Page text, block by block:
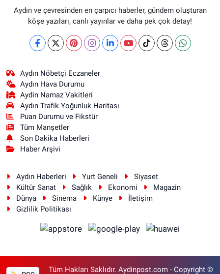
Aydın ve çevresinden en çarpıcı haberler, gündem oluşturan
köşe yazıları, canlı yayınlar ve daha pek çok detay!
Aydın Nöbetçi Eczaneler
Aydın Hava Durumu
Aydin Namaz Vakitleri
Aydın Trafik Yoğunluk Haritası
Puan Durumu ve Fikstür
Tüm Manşetler
Son Dakika Haberleri
Haber Arşivi
Aydın Haberleri Yurt Geneli
Siyaset
Kültür Sanat
Sağlık Ekonomi
Magazin
Dünya
Sinema Künye
İletişim
Gizlilik Politikası
Tüm Hakları Saklıdır. Aydinpost.com - Copyright ©